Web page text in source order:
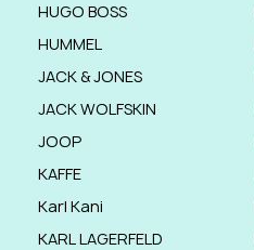
HUGO BOSS
HUMMEL
JACK & JONES
JACK WOLFSKIN
JOOP
KAFFE
Karl Kani
KARL LAGERFELD